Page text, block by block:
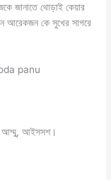
জানাতে থোড়াই কেয়ার
আরেকজন কে সুখের সাগরে
panu
আম্মু, আইসসশ।